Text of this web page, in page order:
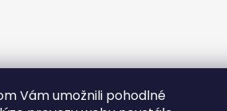
Vám umožnili pohodlné